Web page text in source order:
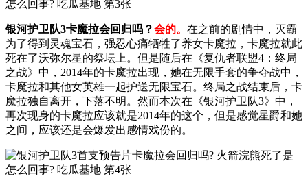
银河护卫队3卡魔拉会回归吗？会的。 在之前的剧情中，灭霸
为了得到灵魂宝石，强忍心痛牺牲了养女卡魔拉，卡魔拉就此
死在了沃弥尔星的祭坛上。但是随后在《复仇者联盟4：终局
之战》中，2014年的卡魔拉出现，她在无限手套的争夺战中，
卡魔拉和其他女英雄一起护送无限宝石。终局之战结束后，卡
魔拉独自离开，下落不明。然而本次在《银河护卫队3》中，
再次现身的卡魔拉应该就是2014年的这个，但是感觉星爵和她
之间，应该还是会爆发出感情戏份的。